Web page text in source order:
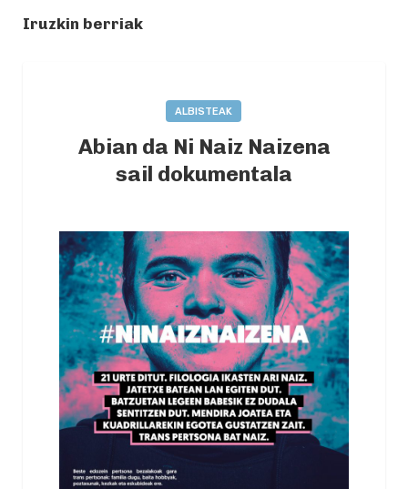
Iruzkin berriak
ALBISTEAK
Abian da Ni Naiz Naizena
sail dokumentala